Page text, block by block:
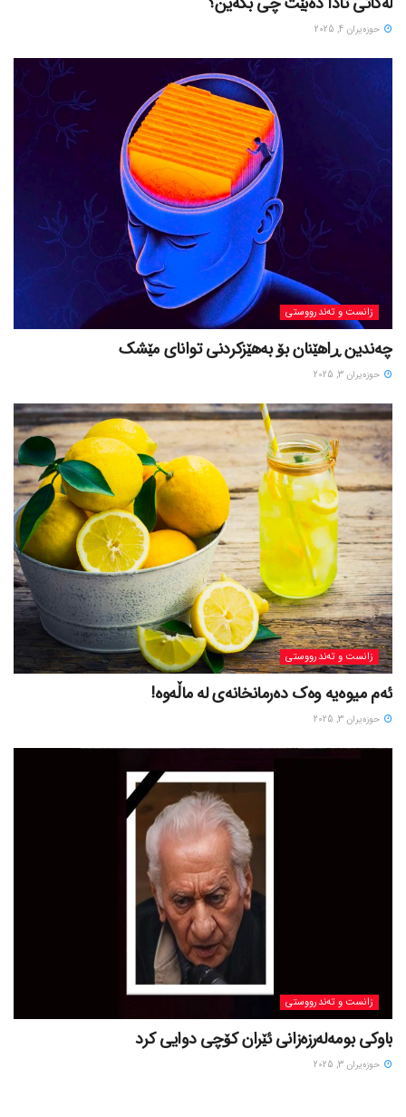
حوزه‌یران 4, 2025
زانست و تەندرووستی
چەندین ڕاهێنان بۆ بەهێزکردنی توانای مێشک
حوزه‌یران 3, 2025
زانست و تەندرووستی
ئەم میوەیە وەک دەرمانخانەی لە ماڵەوە!
حوزه‌یران 3, 2025
زانست و تەندرووستی
باوکی بومەلەرزەزانی ئێران کۆچی دوایی کرد
حوزه‌یران 3, 2025